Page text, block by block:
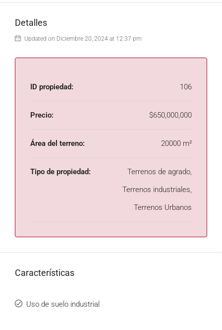
Detalles
Updated on Diciembre 20, 2024 at 12:37 pm
ID propiedad: 106
Precio: $650,000,000
Área del terreno: 20000 m²
Tipo de propiedad:
Terrenos de agrado,
Terrenos industriales,
Terrenos Urbanos
Características
Uso de suelo industrial